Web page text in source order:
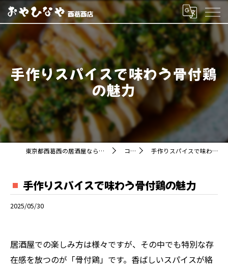
手作りスパイスで味わう骨付鶏
の魅力
東京都西葛西の居酒屋ならおやひなや 西葛西店 コラム 手作りスパイスで味わう骨付鶏の魅力
手作りスパイスで味わう骨付鶏の魅力
2025/05/30
居酒屋での楽しみ方は様々ですが、その中でも特別な存
在感を放つのが「骨付鶏」です。香ばしいスパイスが絡